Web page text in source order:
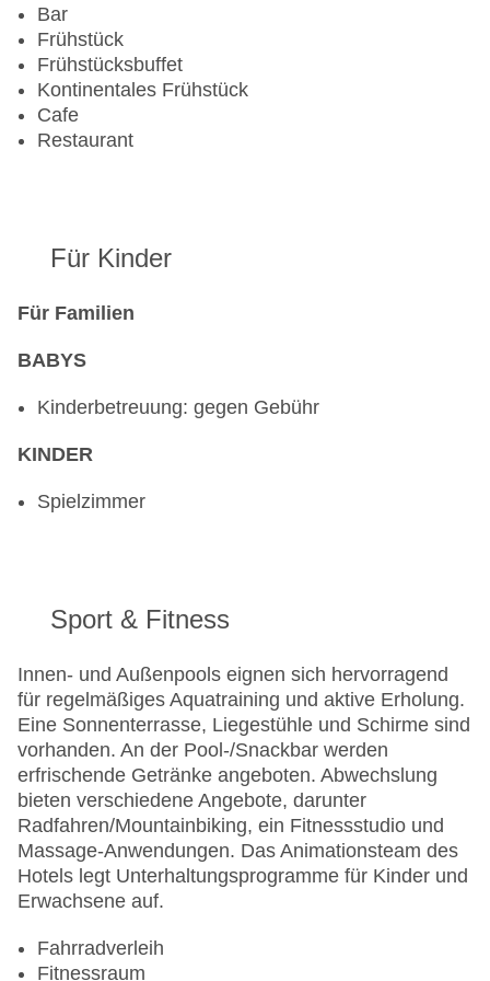
Gesamtanzahl der Stockwerke: 3
Gesamtanzahl der Zimmer: 42
Pools:Indoor Pool, Outdoor Pool, Sonnenschirme
am Pool, Liegen am Pool
Zahlungsarten: American Express, Diners Club,
EC Maestro, Mastercard, Visa
Bar
Frühstück
Frühstücksbuffet
Kontinentales Frühstück
Cafe
Restaurant
Für Kinder
Für Familien
BABYS
Kinderbetreuung: gegen Gebühr
KINDER
Spielzimmer
Sport & Fitness
Innen- und Außenpools eignen sich hervorragend
für regelmäßiges Aquatraining und aktive Erholung.
Eine Sonnenterrasse, Liegestühle und Schirme sind
vorhanden. An der Pool-/Snackbar werden
erfrischende Getränke angeboten. Abwechslung
bieten verschiedene Angebote, darunter
Radfahren/Mountainbiking, ein Fitnessstudio und
Massage-Anwendungen. Das Animationsteam des
Hotels legt Unterhaltungsprogramme für Kinder und
Erwachsene auf.
Fahrradverleih
Fitnessraum